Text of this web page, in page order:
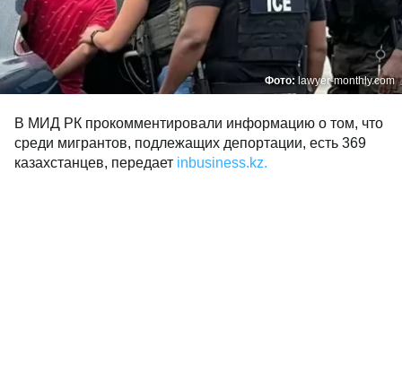
Фото: lawyer-monthly.com
В МИД РК прокомментировали информацию о том, что
среди мигрантов, подлежащих депортации, есть 369
казахстанцев, передает inbusiness.kz.